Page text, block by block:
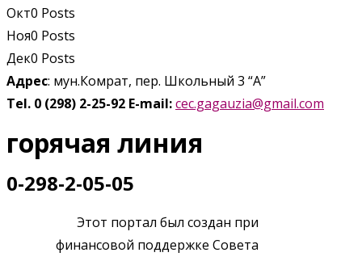
Окт0 Posts
Ноя0 Posts
Дек0 Posts
Адрес: мун.Комрат, пер. Школьный 3 “А”
Tel. 0 (298) 2-25-92 E-mail:cec.gagauzia@gmail.com
горячая линия
0-298-2-05-05
Этот портал был создан при
финансовой поддержке Совета